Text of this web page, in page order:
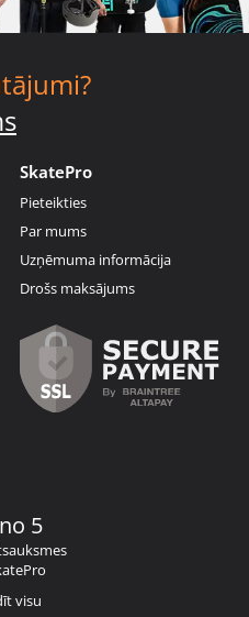
SkatePro
Pieteikties
Par mums
Uzņēmuma informācija
Drošs maksājums
5
visu